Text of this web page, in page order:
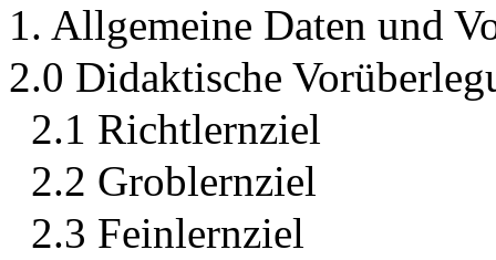
1. Allgemeine Daten und
2.0 Didaktische
2.1 Richtlernziel
2.2 Groblernziel
2.3 Feinlernziel